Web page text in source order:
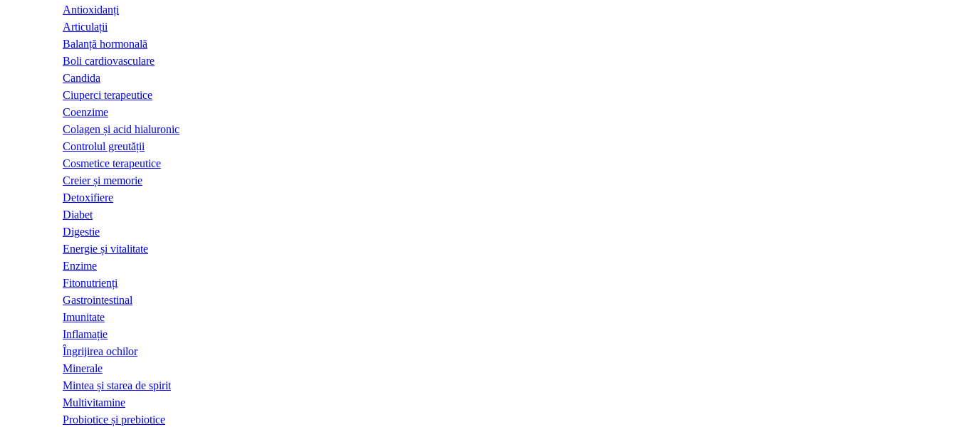
Antioxidanți
Articulații
Balanță hormonală
Boli cardiovasculare
Candida
Ciuperci terapeutice
Coenzime
Colagen și acid hialuronic
Controlul greutății
Cosmetice terapeutice
Creier și memorie
Detoxifiere
Diabet
Digestie
Energie și vitalitate
Enzime
Fitonutrienți
Gastrointestinal
Imunitate
Inflamație
Îngrijirea ochilor
Minerale
Mintea și starea de spirit
Multivitamine
Probiotice și prebiotice